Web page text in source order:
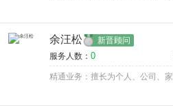
余汪松 新晋顾问
服务人数： 0
精通业务：擅长为个人、公司、